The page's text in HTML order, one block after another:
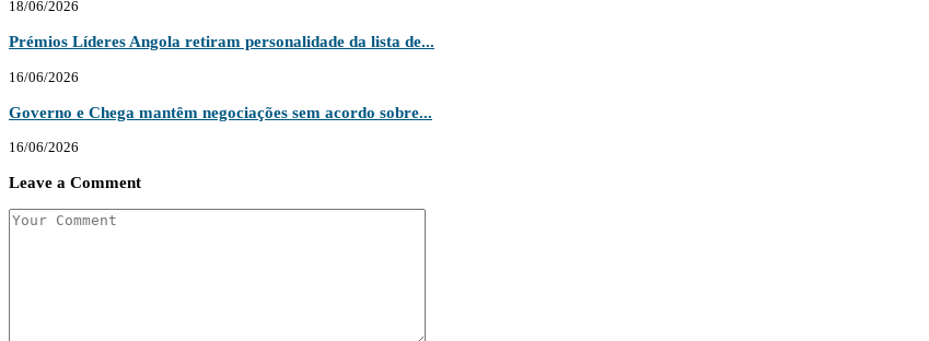
18/06/2026
Prémios Líderes Angola retiram personalidade da lista de...
16/06/2026
Governo e Chega mantêm negociações sem acordo sobre...
16/06/2026
Leave a Comment